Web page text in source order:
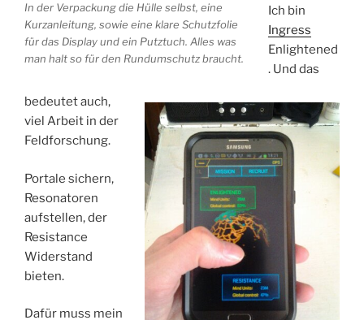
In der Verpackung die Hülle selbst, eine
Kurzanleitung, sowie eine klare Schutzfolie
für das Display und ein Putztuch. Alles was
man halt so für den Rundumschutz braucht.
Ich bin
Ingress
Enlightened
. Und das
bedeutet auch,
viel Arbeit in der
Feldforschung.
Portale sichern,
Resonatoren
aufstellen, der
Resistance
Widerstand
bieten.
Dafür muss mein